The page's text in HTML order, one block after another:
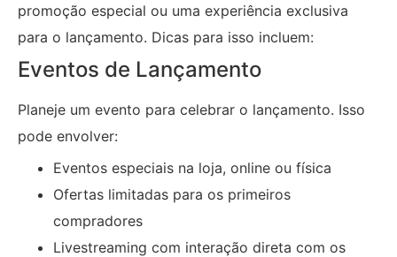
promoção especial ou uma experiência exclusiva
para o lançamento. Dicas para isso incluem:
Eventos de Lançamento
Planeje um evento para celebrar o lançamento. Isso
pode envolver:
Eventos especiais na loja, online ou física
Ofertas limitadas para os primeiros
compradores
Livestreaming com interação direta com os